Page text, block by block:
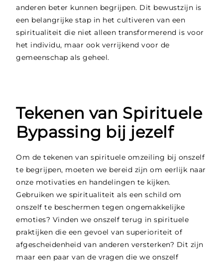
anderen beter kunnen begrijpen. Dit bewustzijn is
een belangrijke stap in het cultiveren van een
spiritualiteit die niet alleen transformerend is voor
het individu, maar ook verrijkend voor de
gemeenschap als geheel.
Tekenen van Spirituele
Bypassing bij jezelf
Om de tekenen van spirituele omzeiling bij onszelf
te begrijpen, moeten we bereid zijn om eerlijk naar
onze motivaties en handelingen te kijken.
Gebruiken we spiritualiteit als een schild om
onszelf te beschermen tegen ongemakkelijke
emoties? Vinden we onszelf terug in spirituele
praktijken die een gevoel van superioriteit of
afgescheidenheid van anderen versterken? Dit zijn
maar een paar van de vragen die we onszelf